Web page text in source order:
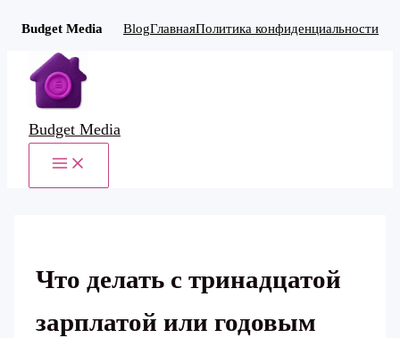
Budget Media BlogГлавнаяПолитика конфиденциальности
Перейти
содержимому
Budget Media
MAIN
Что делать с тринадцатой
зарплатой или годовым